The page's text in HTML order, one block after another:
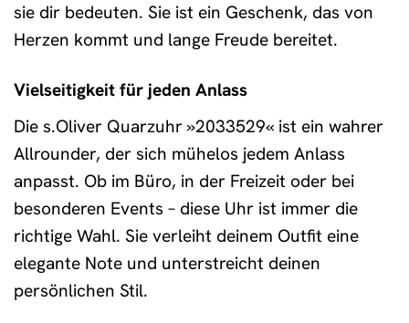
sie dir bedeuten. Sie ist ein Geschenk, das von
Herzen kommt und lange Freude bereitet.
Vielseitigkeit für jeden Anlass
Die s.Oliver Quarzuhr »2033529« ist ein wahrer
Allrounder, der sich mühelos jedem Anlass
anpasst. Ob im Büro, in der Freizeit oder bei
besonderen Events – diese Uhr ist immer die
richtige Wahl. Sie verleiht deinem Outfit eine
elegante Note und unterstreicht deinen
persönlichen Stil.